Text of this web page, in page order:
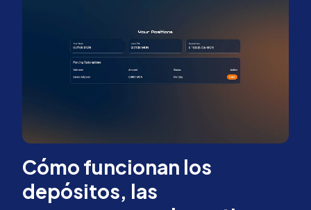
Cómo funcionan los
depósitos, las